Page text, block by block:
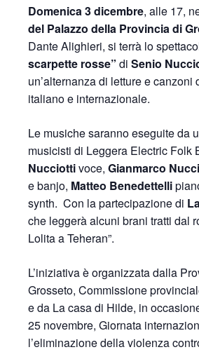
Domenica 3 dicembre, alle 17,
del Palazzo della Provincia di
Dante Alighieri, si terrà lo
scarpette rosse” di Senio
un’alternanza di letture e canzoni
italiano e internazionale.
Le musiche saranno eseguite da
musicisti di Leggera Electric Folk
Nucciottivoce, Gianmarco
e banjo, Matteo Benedettelli
synth. Con la partecipazione di
che leggerà alcuni brani tratti dal
Lolita a Teheran”.
L’iniziativa è organizzata dalla
Grosseto, Commissione
e da La casa di Hilde, in
25 novembre, Giornata
l’eliminazione della violenza